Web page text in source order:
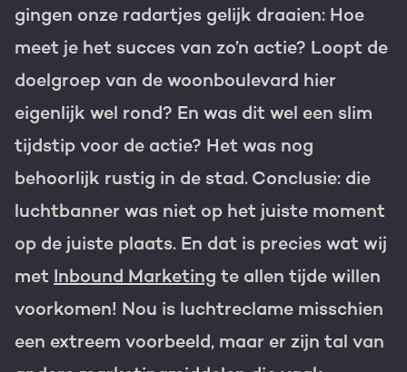
gingen onze radartjes gelijk draaien: Hoe
meet je het succes van zo’n actie? Loopt de
doelgroep van de woonboulevard hier
eigenlijk wel rond? En was dit wel een slim
tijdstip voor de actie? Het was nog
behoorlijk rustig in de stad. Conclusie: die
luchtbanner was niet op het juiste moment
op de juiste plaats. En dat is precies wat wij
met Inbound Marketing te allen tijde willen
voorkomen! Nou is luchtreclame misschien
een extreem voorbeeld, maar er zijn tal van